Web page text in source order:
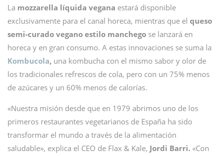
La mozzarella líquida vegana estará disponible
exclusivamente para el canal horeca, mientras que el queso
semi-curado vegano estilo manchego se lanzará en
horeca y en gran consumo. A estas innovaciones se suma la
Kombucola, una kombucha con el mismo sabor y olor de
los tradicionales refrescos de cola, pero con un 75% menos
de azúcares y un 60% menos de calorías.
«Nuestra misión desde que en 1979 abrimos uno de los
primeros restaurantes vegetarianos de España ha sido
transformar el mundo a través de la alimentación
saludable», explica el CEO de Flax & Kale, Jordi Barri. «Con